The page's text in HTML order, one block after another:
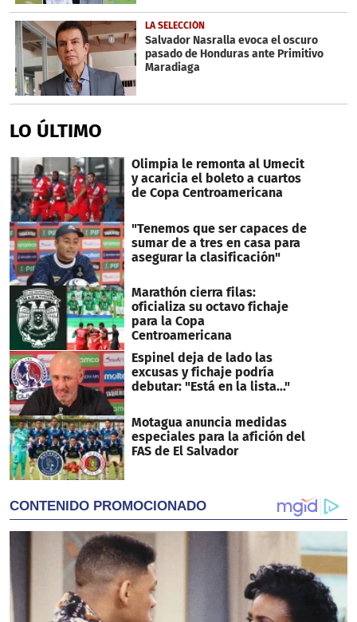
LA SELECCIÓN
Salvador Nasralla evoca el oscuro
pasado de Honduras ante Primitivo
Maradiaga
LO ÚLTIMO
Olimpia le remonta al Umecit
y acaricia el boleto a cuartos
de Copa Centroamericana
"Tenemos que ser capaces de
sumar de a tres en casa para
asegurar la clasificación"
Marathón cierra filas:
oficializa su octavo fichaje
para la Copa
Centroamericana
Espinel deja de lado las
excusas y fichaje podría
debutar: "Está en la lista..."
Motagua anuncia medidas
especiales para la afición del
FAS de El Salvador